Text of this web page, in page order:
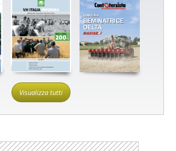
Visualizza tutti